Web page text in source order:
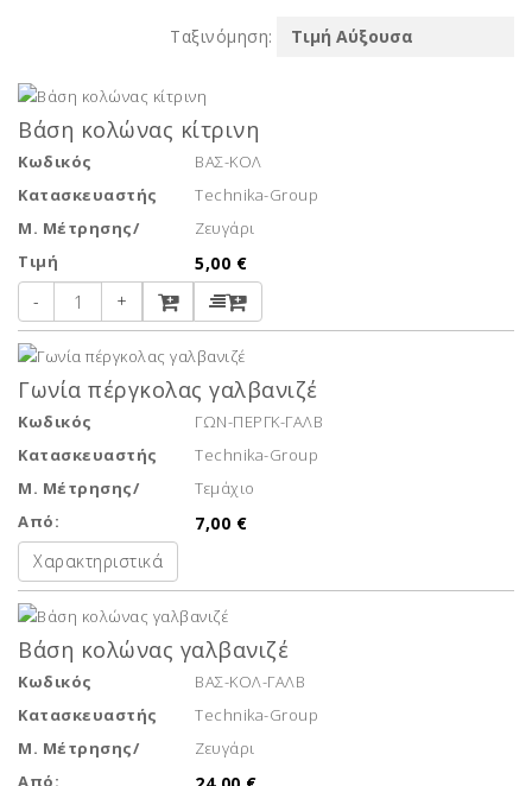
Ταξινόμηση:
Βάση κολώνας κίτρινη
Κωδικός
ΒΑΣ-ΚΟΛ
Κατασκευαστής
Technika-Group
Μ. Μέτρησης/
Ζευγάρι
Τιμή
5,00 €
-
+
Γωνία πέργκολας γαλβανιζέ
Κωδικός
ΓΩΝ-ΠΕΡΓΚ-ΓΑΛΒ
Κατασκευαστής
Technika-Group
Μ. Μέτρησης/
Τεμάχιο
Από:
7,00 €
Χαρακτηριστικά
Βάση κολώνας γαλβανιζέ
Κωδικός
ΒΑΣ-ΚΟΛ-ΓΑΛΒ
Κατασκευαστής
Technika-Group
Μ. Μέτρησης/
Ζευγάρι
Από: